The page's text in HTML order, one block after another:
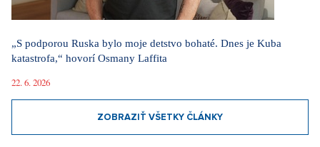
„S podporou Ruska bylo moje detstvo bohaté. Dnes je Kuba
katastrofa,“ hovorí Osmany Laffita
22. 6. 2026
ZOBRAZIŤ VŠETKY ČLÁNKY